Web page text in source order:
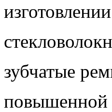
зубчатые
повышенной